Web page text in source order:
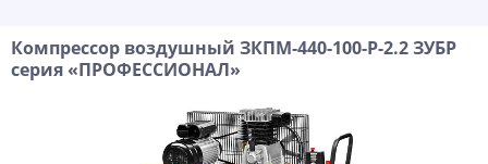
Компрессор воздушный ЗКПМ-440-100-Р-2.2 ЗУБР
серия «ПРОФЕССИОНАЛ»